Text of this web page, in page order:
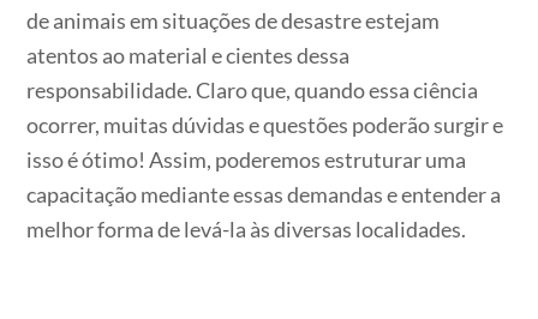
de animais em situações de desastre estejam
atentos ao material e cientes dessa
responsabilidade. Claro que, quando essa ciência
ocorrer, muitas dúvidas e questões poderão surgir e
isso é ótimo! Assim, poderemos estruturar uma
capacitação mediante essas demandas e entender a
melhor forma de levá-la às diversas localidades.